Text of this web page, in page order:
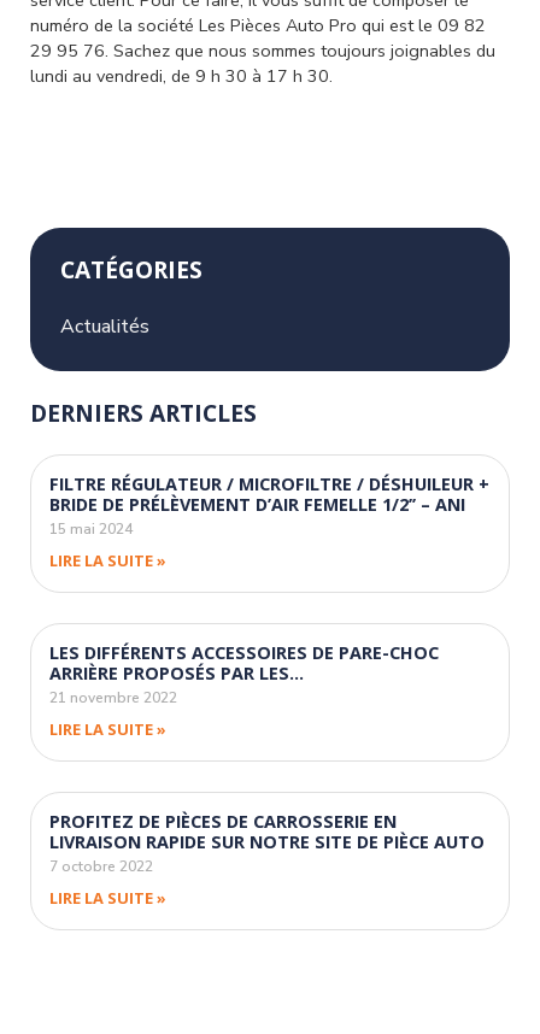
numéro de la société Les Pièces Auto Pro qui est le 09 82
29 95 76. Sachez que nous sommes toujours joignables du
lundi au vendredi, de 9 h 30 à 17 h 30.
CATÉGORIES
Actualités
DERNIERS ARTICLES
FILTRE RÉGULATEUR / MICROFILTRE / DÉSHUILEUR +
BRIDE DE PRÉLÈVEMENT D’AIR FEMELLE 1/2’’ – ANI
15 mai 2024
LIRE LA SUITE »
LES DIFFÉRENTS ACCESSOIRES DE PARE-CHOC
ARRIÈRE PROPOSÉS PAR LES…
21 novembre 2022
LIRE LA SUITE »
PROFITEZ DE PIÈCES DE CARROSSERIE EN
LIVRAISON RAPIDE SUR NOTRE SITE DE PIÈCE AUTO
7 octobre 2022
LIRE LA SUITE »